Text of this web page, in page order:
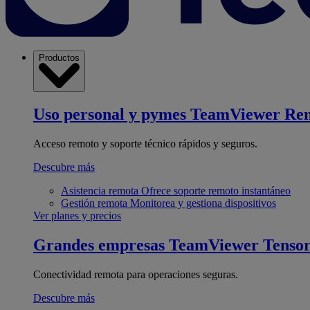
Productos
Uso personal y pymes TeamViewer
Acceso remoto y soporte técnico rápidos y seguros.
Descubre más
Asistencia remota Ofrece soporte remoto instantáneo
Gestión remota Monitorea y gestiona dispositivos
Ver planes y precios
Grandes empresas TeamViewer Tensor
Conectividad remota para operaciones seguras.
Descubre más